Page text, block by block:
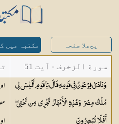
پچھلا صفحہ مکتبہ میں
سورة الزخرف - آیت 51
وَنَادَىٰ فِرْعَوْنُ فِي قَوْمِهِ قَالَ يَا قَوْمِ أَلَيْسَ لِي
مُلْكُ مِصْرَ وَهَٰذِهِ الْأَنْهَارُ تَجْرِي مِن تَحْتِي ۖ
أَفَلَاتُبْصِرُونَ